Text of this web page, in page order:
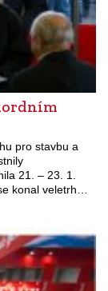
pro stavbu a
21. – 23. 1.
konal veletrh…